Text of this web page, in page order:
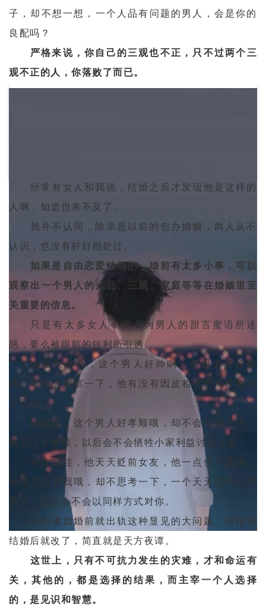
子，却不想一想，一个人品有问题的男人，会是你的
良配吗？
严格来说，你自己的三观也不正，只不过两个三
观不正的人，你落败了而已。
经常有女人和我说，结婚之后才发现他是这样的
人啊，知道也来不及了。
我并不认同，除非是以前的包办婚姻，两人从不
认识，也没有好好相处过。
如果是自由恋爱结婚的，婚前有太多小事，可以
观察出一个男人的人品、三观、家庭等等在婚姻里至
关重要的信息。
只是有太多女人，要么为男人的甜言蜜语所迷
惑，要么被眼前的短利所引诱。
比如觉得哇，这个男人好帅啊，带出去好长脸
哦，却不会观察一下，他有没有因皮相优势而性格过
于高傲；
比如哇，这个男人好孝顺哦，却不会思考一下，
他若过于孝顺，以后会不会牺牲小家利益讨好大家；
再比如哇，他天天贬前女友，他一点也不爱她，
他现在只爱我哦，却不思考一下，一个天天说前任的
男人，以后会不会以同样方式对你。
还有诸如婚前就出轨这种显见的大问题，却指望
结婚后就改了，简直就是天方夜谭。
这世上，只有不可抗力发生的灾难，才和命运有
关，其他的，都是选择的结果，而主宰一个人选择
的，是见识和智慧。